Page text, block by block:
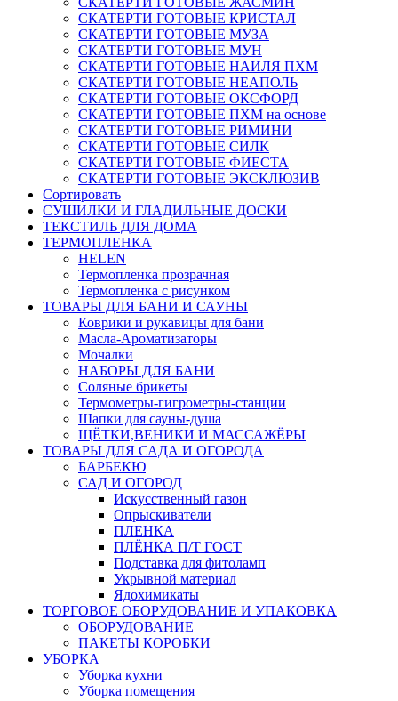
СКАТЕРТИ ГОТОВЫЕ КРИСТАЛ
СКАТЕРТИ ГОТОВЫЕ МУЗА
СКАТЕРТИ ГОТОВЫЕ МУН
СКАТЕРТИ ГОТОВЫЕ НАИЛЯ ПХМ
СКАТЕРТИ ГОТОВЫЕ НЕАПОЛЬ
СКАТЕРТИ ГОТОВЫЕ ОКСФОРД
СКАТЕРТИ ГОТОВЫЕ ПХМ на основе
СКАТЕРТИ ГОТОВЫЕ РИМИНИ
СКАТЕРТИ ГОТОВЫЕ СИЛК
СКАТЕРТИ ГОТОВЫЕ ФИЕСТА
СКАТЕРТИ ГОТОВЫЕ ЭКСКЛЮЗИВ
Сортировать
СУШИЛКИ И ГЛАДИЛЬНЫЕ ДОСКИ
ТЕКСТИЛЬ ДЛЯ ДОМА
ТЕРМОПЛЕНКА
HELEN
Термопленка прозрачная
Термопленка с рисунком
ТОВАРЫ ДЛЯ БАНИ И САУНЫ
Коврики и рукавицы для бани
Масла-Aроматизаторы
Мочалки
НАБОРЫ ДЛЯ БАНИ
Соляные брикеты
Термометры-гигрометры-станции
Шапки для сауны-душа
ЩЁТКИ,ВЕНИКИ И МАССАЖЁРЫ
ТОВАРЫ ДЛЯ САДА И ОГОРОДА
БАРБЕКЮ
САД И ОГОРОД
Искусственный газон
Опрыскиватели
ПЛЕНКА
ПЛЁНКА П/Т ГОСТ
Подставка для фитоламп
Укрывной материал
Ядохимикаты
ТОРГОВОЕ ОБОРУДОВАНИЕ И УПАКОВКА
ОБОРУДОВАНИЕ
ПАКЕТЫ КОРОБКИ
УБОРКА
Уборка кухни
Уборка помещения